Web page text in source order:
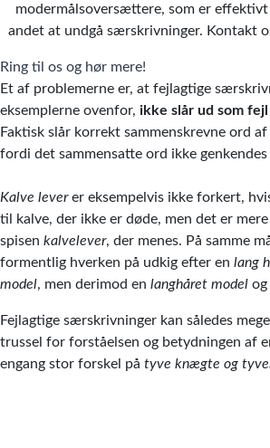
modermålsoversættere, som er
andet at undgå særskrivninger. Kontakt
Ring til os og hør mere!
Et af problemerne er, at fejlagtige
eksemplerne ovenfor, ikke slår ud som
Faktisk slår korrekt sammenskrevne ord
fordi det sammensatte ord ikke
Kalve leverer eksempelvis ikke forkert,
til kalve, der ikke er døde, men det er
spisen kalvelever, der menes. På samme
formentlig hverken på udkig efter en lang
model, men derimod en langhåret model og
Fejlagtige særskrivninger kan således
trussel for forståelsen og betydningen af
engang stor forskel på tyve knægte og